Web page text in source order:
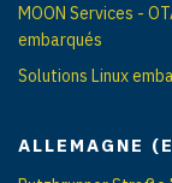
MOON Services -
embarqués
Solutions Linux
ALLEMAGNE